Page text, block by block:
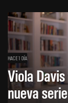
HACE 1 DÍA
Viola
nueva